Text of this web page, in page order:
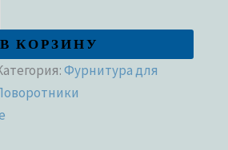
В КОРЗИНУ
Фурнитура для